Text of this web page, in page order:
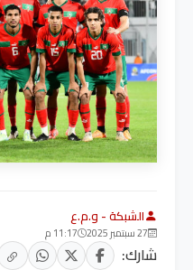
الشبكة - و.م.ع
27 سبتمبر 2025 11:17 م
شارك: